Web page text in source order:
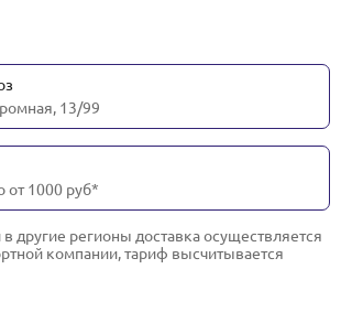
13/99
от 1000 руб*
другие регионы доставка осуществляется
компании, тариф высчитывается